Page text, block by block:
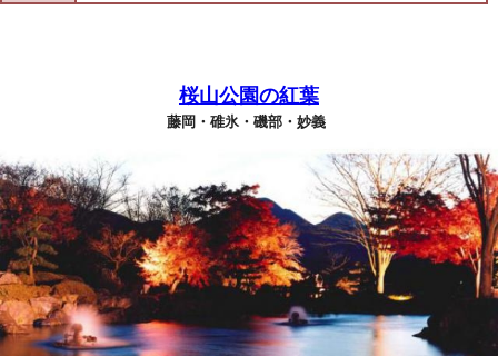
桜山公園の紅葉
藤岡・碓氷・磯部・妙義